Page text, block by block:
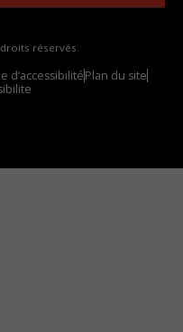
réservés.
d’accessibilitéPlan du site